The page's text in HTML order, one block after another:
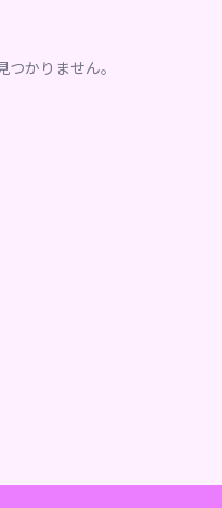
かりません。